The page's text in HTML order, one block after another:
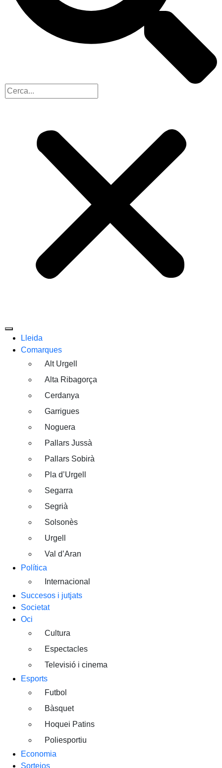
Lleida
Comarques
Alt Urgell
Alta Ribagorça
Cerdanya
Garrigues
Noguera
Pallars Jussà
Pallars Sobirà
Pla d’Urgell
Segarra
Segrià
Solsonès
Urgell
Val d’Aran
Política
Internacional
Succesos i jutjats
Societat
Oci
Cultura
Espectacles
Televisió i cinema
Esports
Futbol
Bàsquet
Hoquei Patins
Poliesportiu
Economia
Sortejos